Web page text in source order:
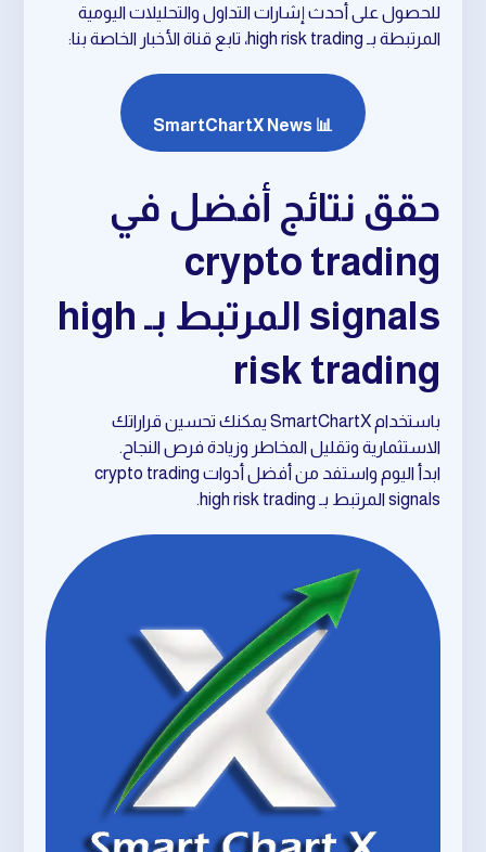
للحصول على أحدث إشارات التداول والتحليلات اليومية
المرتبطة بـ high risk trading، تابع قناة الأخبار الخاصة بنا:
📊 SmartChartX News
حقق نتائج أفضل في
crypto trading
signals المرتبط بـ high
risk trading
باستخدام SmartChartX يمكنك تحسين قراراتك
الاستثمارية وتقليل المخاطر وزيادة فرص النجاح.
ابدأ اليوم واستفد من أفضل أدوات crypto trading
signals المرتبط بـ high risk trading.